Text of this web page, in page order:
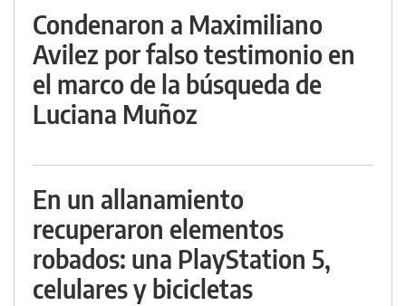
Condenaron a Maximiliano
Avilez por falso testimonio en
el marco de la búsqueda de
Luciana Muñoz
En un allanamiento
recuperaron elementos
robados: una PlayStation 5,
celulares y bicicletas